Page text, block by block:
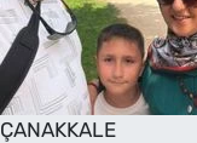
ÇANAKKALE
SAĞLIK
TV REHBERİ